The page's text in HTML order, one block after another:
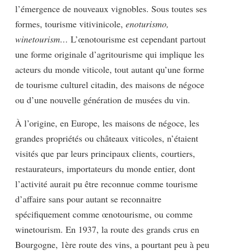
l’émergence de nouveaux vignobles. Sous toutes ses
formes, tourisme vitivinicole, enoturismo,
winetourism… L’œnotourisme est cependant partout
une forme originale d’agritourisme qui implique les
acteurs du monde viticole, tout autant qu’une forme
de tourisme culturel citadin, des maisons de négoce
ou d’une nouvelle génération de musées du vin.
À l’origine, en Europe, les maisons de négoce, les
grandes propriétés ou châteaux viticoles, n’étaient
visités que par leurs principaux clients, courtiers,
restaurateurs, importateurs du monde entier, dont
l’activité aurait pu être reconnue comme tourisme
d’affaire sans pour autant se reconnaitre
spécifiquement comme œnotourisme, ou comme
winetourism. En 1937, la route des grands crus en
Bourgogne, 1ère route des vins, a pourtant peu à peu